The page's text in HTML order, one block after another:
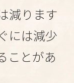
減ります
には減少
ことがあ